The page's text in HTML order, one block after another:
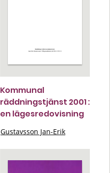
Kommunal
räddningstjänst 2001 :
en lägesredovisning
Gustavsson Jan-Erik